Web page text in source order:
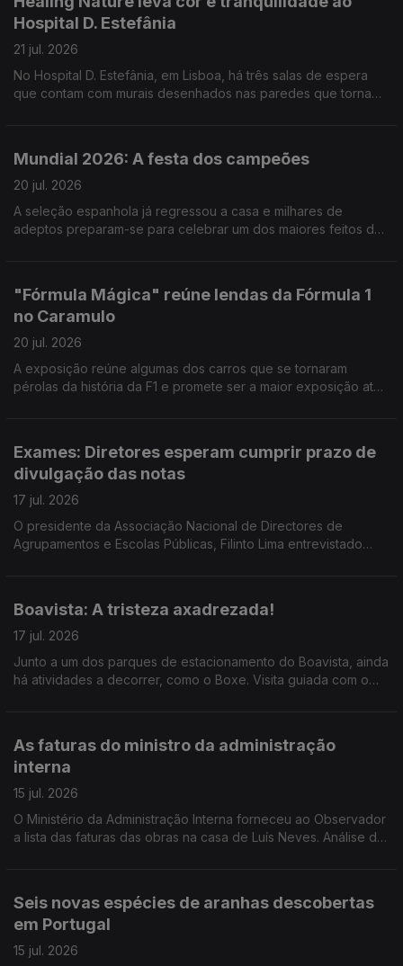
Hospital D. Estefânia
21 jul. 2026
No Hospital D. Estefânia, em Lisboa, há três salas de espera
que contam com murais desenhados nas paredes que tornam
Mundial 2026: A festa dos campeões
20 jul. 2026
A seleção espanhola já regressou a casa e milhares de
adeptos preparam-se para celebrar um dos maiores feitos da
"Fórmula Mágica" reúne lendas da Fórmula 1
no Caramulo
20 jul. 2026
A exposição reúne algumas dos carros que se tornaram
pérolas da história da F1 e promete ser a maior exposição até
Exames: Diretores esperam cumprir prazo de
divulgação das notas
17 jul. 2026
O presidente da Associação Nacional de Directores de
Agrupamentos e Escolas Públicas, Filinto Lima entrevistado
Boavista: A tristeza axadrezada!
17 jul. 2026
Junto a um dos parques de estacionamento do Boavista, ainda
há atividades a decorrer, como o Boxe. Visita guiada com o
As faturas do ministro da administração
interna
15 jul. 2026
O Ministério da Administração Interna forneceu ao Observador
a lista das faturas das obras na casa de Luís Neves. Análise de
Seis novas espécies de aranhas descobertas
em Portugal
15 jul. 2026